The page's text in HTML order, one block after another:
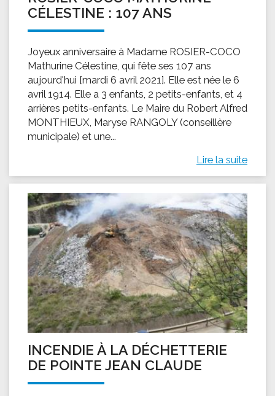
CÉLESTINE : 107 ANS
Joyeux anniversaire à Madame ROSIER-COCO
Mathurine Célestine, qui fête ses 107 ans
aujourd'hui [mardi 6 avril 2021]. Elle est née le 6
avril 1914. Elle a 3 enfants, 2 petits-enfants, et 4
arrières petits-enfants. Le Maire du Robert Alfred
MONTHIEUX, Maryse RANGOLY (conseillère
municipale) et une...
Lire la suite
INCENDIE À LA DÉCHETTERIE
DE POINTE JEAN CLAUDE